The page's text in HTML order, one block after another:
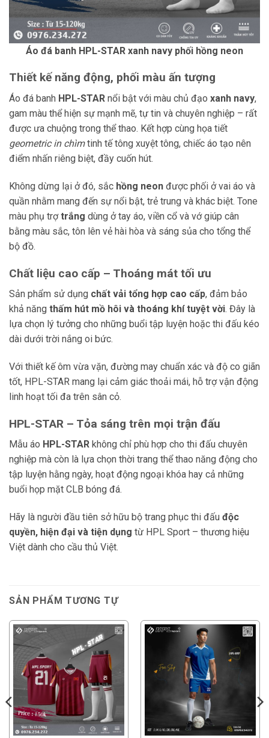
Áo đá banh HPL-STAR xanh navy phối hồng neon
Thiết kế năng động, phối màu ấn tượng
Áo đá banh HPL-STAR nổi bật với màu chủ đạo xanh navy,
gam màu thể hiện sự mạnh mẽ, tự tin và chuyên nghiệp – rất
được ưa chuộng trong thể thao. Kết hợp cùng họa tiết
geometric in chìmtinh tế tông xuyệt tông, chiếc áo tạo nên
điểm nhấn riêng biệt, đầy cuốn hút.
Không dừng lại ở đó, sắc hồng neon được phối ở vai áo và
quần nhằm mang đến sự nổi bật, trẻ trung và khác biệt. Tone
màu phụ trợtrắng dùng ở tay áo, viền cổ và vớ giúp cân
bằng màu sắc, tôn lên vẻ hài hòa và sáng sủa cho tổng thể
bộ đồ.
Chất liệu cao cấp – Thoáng mát tối ưu
Sản phẩm sử dụng chất vải tổng hợp cao cấp, đảm bảo
khả năng thấm hút mồ hôi và thoáng khí tuyệt vời. Đây là
lựa chọn lý tưởng cho những buổi tập luyện hoặc thi đấu kéo
dài dưới trời nắng oi bức.
Với thiết kế ôm vừa vặn, đường may chuẩn xác và độ co giãn
tốt, HPL-STAR mang lại cảm giác thoải mái, hỗ trợ vận động
linh hoạt tối đa trên sân cỏ.
HPL-STAR – Tỏa sáng trên mọi trận đấu
Mẫu áo HPL-STAR không chỉ phù hợp cho thi đấu chuyên
nghiệp mà còn là lựa chọn thời trang thể thao năng động cho
tập luyện hằng ngày, hoạt động ngoại khóa hay cả những
buổi họp mặt CLB bóng đá.
Hãy là người đầu tiên sở hữu bộ trang phục thi đấu độc
quyền, hiện đại và tiện dụng từ HPL Sport – thương hiệu
Việt dành cho cầu thủ Việt.
SẢN PHẨM TƯƠNG TỰ